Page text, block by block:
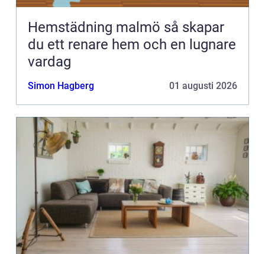
Hemstädning malmö så skapar
du ett renare hem och en lugnare
vardag
Simon Hagberg 01 augusti 2026